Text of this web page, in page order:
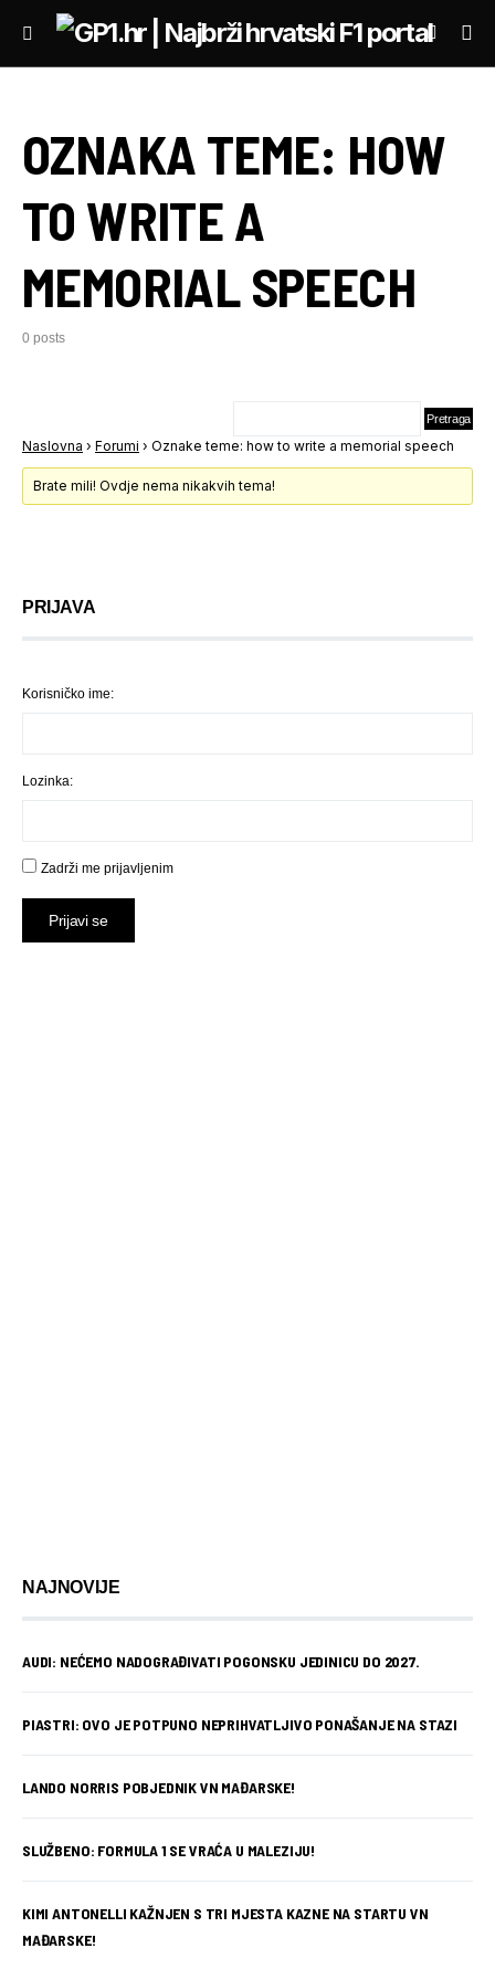
OZNAKA TEME: HOW
TO WRITE A
MEMORIAL SPEECH
0 posts
Naslovna › Forumi › Oznake teme: how to write a memorial speech
Brate mili! Ovdje nema nikakvih tema!
PRIJAVA
Korisničko ime:
Lozinka:
Zadrži me prijavljenim
Prijavi se
NAJNOVIJE
AUDI: NEĆEMO NADOGRAĐIVATI POGONSKU JEDINICU DO 2027.
PIASTRI: OVO JE POTPUNO NEPRIHVATLJIVO PONAŠANJE NA STAZI
LANDO NORRIS POBJEDNIK VN MAĐARSKE!
SLUŽBENO: FORMULA 1 SE VRAĆA U MALEZIJU!
KIMI ANTONELLI KAŽNJEN S TRI MJESTA KAZNE NA STARTU VN
MAĐARSKE!